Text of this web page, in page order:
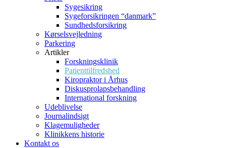
Sygesikring
Sygeforsikringen “danmark”
Sundhedsforsikring
Kørselsvejledning
Parkering
Artikler
Forskningsklinik
Patienttilfredshed
Kiropraktor i Århus
Diskusprolapsbehandling
International forskning
Udeblivelse
Journalindsigt
Klagemuligheder
Klinikkens historie
Kontakt os